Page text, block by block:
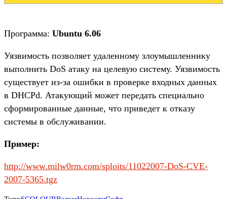
Программа: Ubuntu 6.06
Уязвимость позволяет удаленному злоумышленнику
выполнить DoS атаку на целевую систему. Уязвимость
существует из-за ошибки в проверке входных данных
в DHCPd. Атакующий может передать специально
сформированные данные, что приведет к отказу
системы в обслуживании.
Пример:
http://www.milw0rm.com/sploits/11022007-DoS-CVE-
2007-5365.tgz